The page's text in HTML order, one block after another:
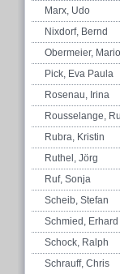
Marx, Udo
Nixdorf, Bernd
Obermeier,
Pick, Eva Paula
Rosenau, Irina
Rousselange,
Rubra, Kristin
Ruthel, Jörg
Ruf, Sonja
Scheib, Stefan
Schmied, Erhard
Schock, Ralph
Schrauff, Chris